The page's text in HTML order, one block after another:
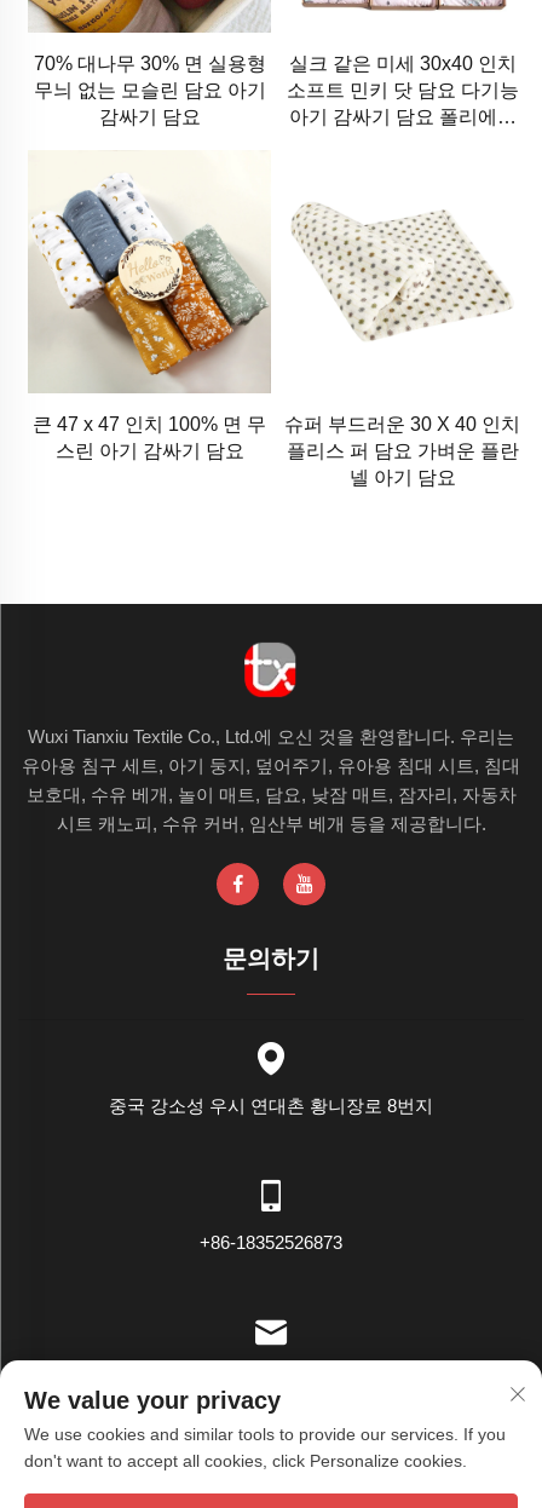
70% 대나무 30% 면 실용형
무늬 없는 모슬린 담요 아기
감싸기 담요
실크 같은 미세 30x40 인치
소프트 민키 닷 담요 다기능
아기 감싸기 담요 폴리에스
큰 47 x 47 인치 100% 면 무
스린 아기 감싸기 담요
슈퍼 부드러운 30 X 40 인치
플리스 퍼 담요 가벼운 플란
넬 아기 담요
Wuxi Tianxiu Textile Co., Ltd.에 오신 것을 환영합니다. 우리는
유아용 침구 세트, 아기 둥지, 덮어주기, 유아용 침대 시트, 침대
보호대, 수유 베개, 놀이 매트, 담요, 낮잠 매트, 잠자리, 자동차
시트 캐노피, 수유 커버, 임산부 베개 등을 제공합니다.
문의하기
중국 강소성 우시 연대촌 황니장로 8번지
+86-18352526873
우시 천수 섬유 유한 회사 © 저작권 모든 권리 보유 - 개인정보 보호
We value your privacy
We use cookies and similar tools to provide our services. If you
don't want to accept all cookies, click Personalize cookies.